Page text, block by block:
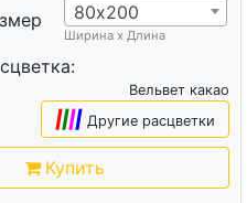
80х200
Ширина х Длина
Вельвет какао
|||| Другие расцветки
Купить